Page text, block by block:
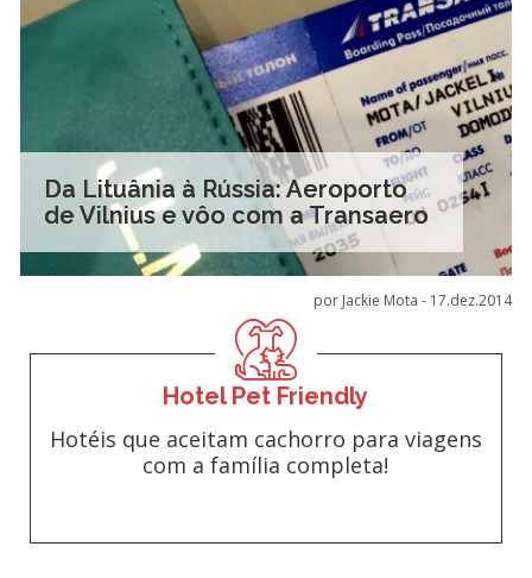
Da Lituânia à Rússia: Aeroporto
de Vilnius e vôo com a Transaero
por Jackie Mota - 17.dez.2014
Hotel Pet Friendly
Hotéis que aceitam cachorro para viagens
com a família completa!